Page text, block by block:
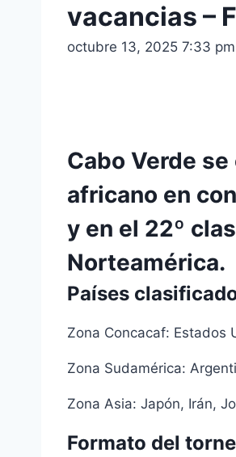
vacancias –
octubre 13, 2025 7:33 pm
Cabo Verde
africano en
y en el 22º
Norteamérica.
Países
Zona Concacaf: Estados
Zona Sudamérica:
Zona Asia: Japón, Irán,
Formato del